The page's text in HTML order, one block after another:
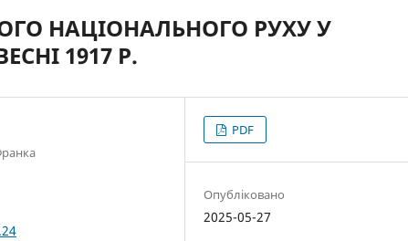
НАЦІОНАЛЬНОГО РУХУ У
1917 Р.
PDF
Опубліковано
2025-05-27